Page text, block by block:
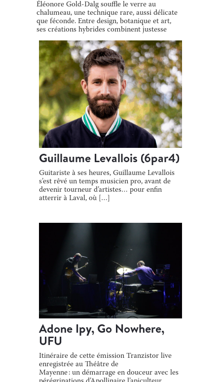
Éléonore Gold-Dalg souffle le verre au
chalumeau, une technique rare, aussi délicate
que féconde. Entre design, botanique et art,
ses créations hybrides combinent justesse
Guillaume Levallois (6par4)
Guitariste à ses heures, Guillaume Levallois
s’est rêvé un temps musicien pro, avant de
devenir tourneur d’artistes… pour enfin
atterrir à Laval, où […]
Adone Ipy, Go Nowhere,
UFU
Itinéraire de cette émission Tranzistor live
enregistrée au Théâtre de
Mayenne : un démarrage en douceur avec les